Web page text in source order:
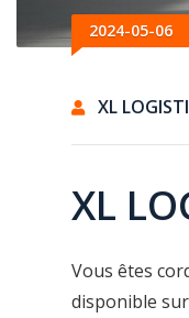
2024-05-06
XL
XL
Vous êtes
disponible